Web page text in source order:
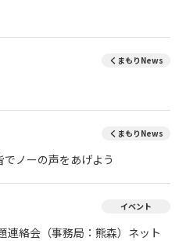
くまもりNews
くまもりNews
でノーの声をあげよう
イベント
連絡会（事務局：熊森）ネット